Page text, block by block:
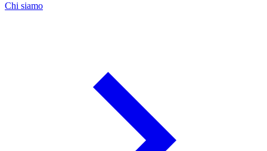
Chi siamo